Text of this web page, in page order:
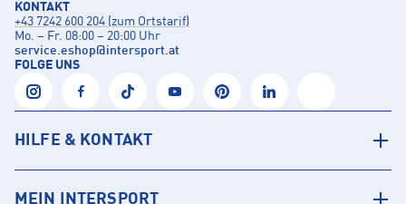
KONTAKT
+43 7242 600 204 (zum Ortstarif)
Mo. – Fr. 08:00 – 20:00 Uhr
service.eshop@intersport.at
FOLGE UNS
HILFE & KONTAKT
MEIN INTERSPORT